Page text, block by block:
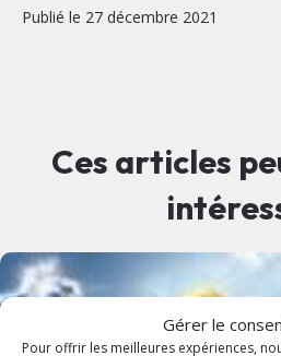
Gérer le
Pour offrir les meilleures expériences,
Publié le 27 décembre 2021
Ces articles